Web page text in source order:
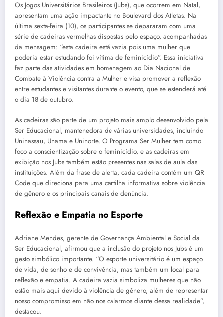
Os Jogos Universitários Brasileiros (Jubs), que ocorrem em Natal,
apresentam uma ação impactante no Boulevard dos Atletas. Na
última sexta-feira (10), os participantes se depararam com uma
série de cadeiras vermelhas dispostas pelo espaço, acompanhadas
da mensagem: “esta cadeira está vazia pois uma mulher que
poderia estar estudando foi vítima de feminicídio”. Essa iniciativa
faz parte das atividades em homenagem ao Dia Nacional de
Combate à Violência contra a Mulher e visa promover a reflexão
entre estudantes e visitantes durante o evento, que se estenderá até
o dia 18 de outubro.
As cadeiras são parte de um projeto mais amplo desenvolvido pela
Ser Educacional, mantenedora de várias universidades, incluindo
Uninassau, Unama e Uninorte. O Programa Ser Mulher tem como
foco a conscientização sobre o feminicídio, e as cadeiras em
exibição nos Jubs também estão presentes nas salas de aula das
instituições. Além da frase de alerta, cada cadeira contém um QR
Code que direciona para uma cartilha informativa sobre violência
de gênero e os principais canais de denúncia.
Reflexão e Empatia no Esporte
Adriane Mendes, gerente de Governança Ambiental e Social da
Ser Educacional, afirmou que a inclusão do projeto nos Jubs é um
gesto simbólico importante. “O esporte universitário é um espaço
de vida, de sonho e de convivência, mas também um local para
reflexão e empatia. A cadeira vazia simboliza mulheres que não
estão mais aqui devido à violência de gênero, além de representar
nosso compromisso em não nos calarmos diante dessa realidade”,
destacou.